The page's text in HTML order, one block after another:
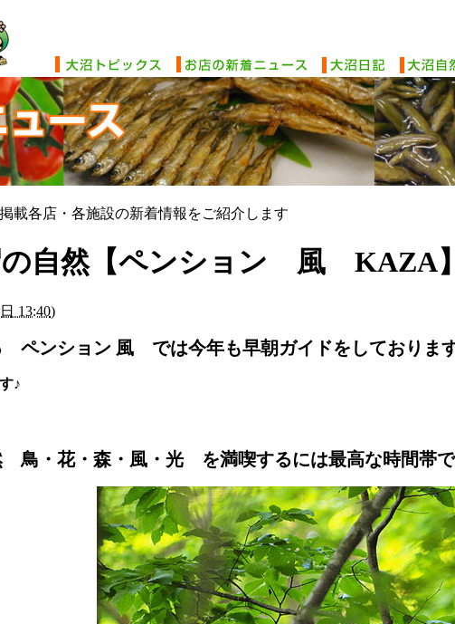
載各店・各施設の新着情報をご紹介します
の自然【ペンション 風 KAZA】
13:40)
ペンション 風 では今年も早朝ガイドをしております
♪
鳥・花・森・風・光 を満喫するには最高な時間帯